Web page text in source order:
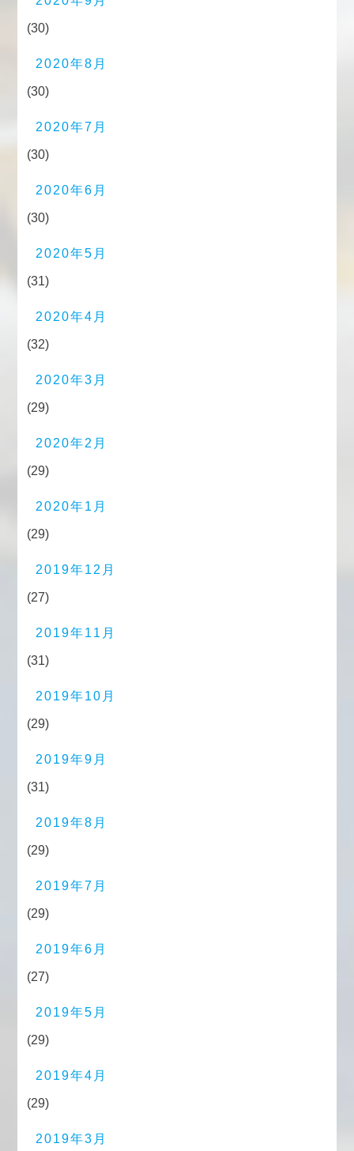
(30)
2020年8月
(30)
2020年7月
(30)
2020年6月
(30)
2020年5月
(31)
2020年4月
(32)
2020年3月
(29)
2020年2月
(29)
2020年1月
(29)
2019年12月
(27)
2019年11月
(31)
2019年10月
(29)
2019年9月
(31)
2019年8月
(29)
2019年7月
(29)
2019年6月
(27)
2019年5月
(29)
2019年4月
(29)
2019年3月